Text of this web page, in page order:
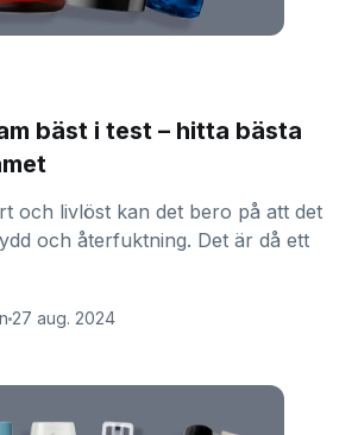
bäst i test – hitta bästa
och livlöst kan det bero på att det
och återfuktning. Det är då ett
27 aug. 2024